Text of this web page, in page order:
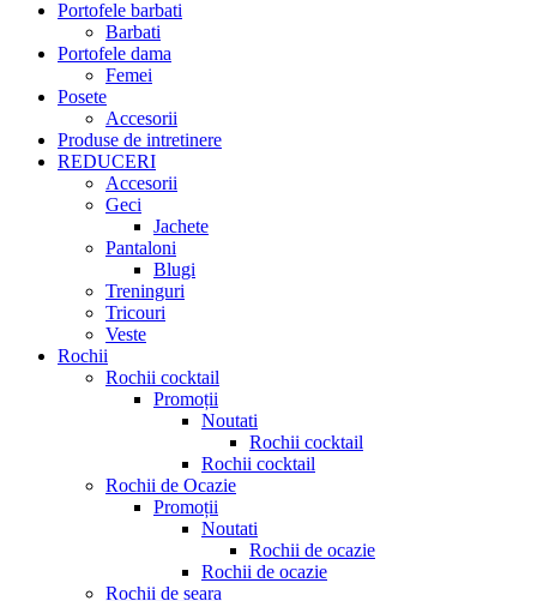
Portofele barbati
Barbati
Portofele dama
Femei
Posete
Accesorii
Produse de intretinere
REDUCERI
Accesorii
Geci
Jachete
Pantaloni
Blugi
Treninguri
Tricouri
Veste
Rochii
Rochii cocktail
Promoții
Noutati
Rochii cocktail
Rochii cocktail
Rochii de Ocazie
Promoții
Noutati
Rochii de ocazie
Rochii de ocazie
Rochii de seara